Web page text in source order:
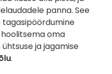
panna. See
tagasipöördumine
oma
ja jagamise
.